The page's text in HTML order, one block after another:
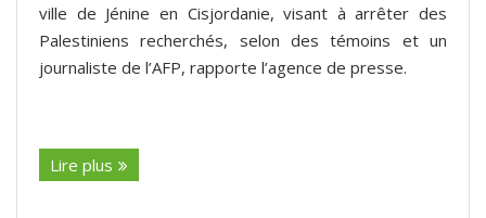
ville de Jénine en Cisjordanie, visant à arrêter des
Palestiniens recherchés, selon des témoins et un
journaliste de l’AFP, rapporte l’agence de presse.
Lire plus